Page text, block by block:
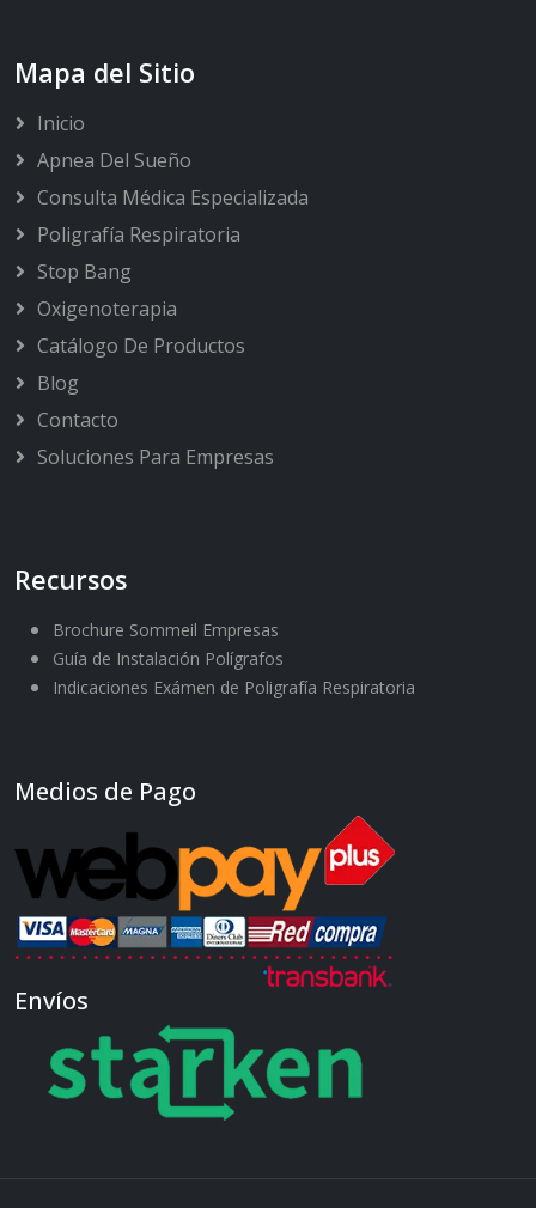
Mapa del Sitio
Inicio
Apnea Del Sueño
Consulta Médica Especializada
Poligrafía Respiratoria
Stop Bang
Oxigenoterapia
Catálogo De Productos
Blog
Contacto
Soluciones Para Empresas
Recursos
Brochure Sommeil Empresas
Guía de Instalación Polígrafos
Indicaciones Exámen de Poligrafía Respiratoria
Medios de Pago
Envíos